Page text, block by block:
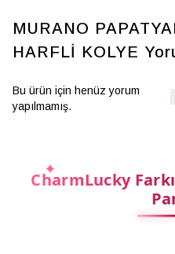
MURANO
HARFLİ KOLYE
Bu ürün için henüz yorum
yapılmamış.
CharmLucky